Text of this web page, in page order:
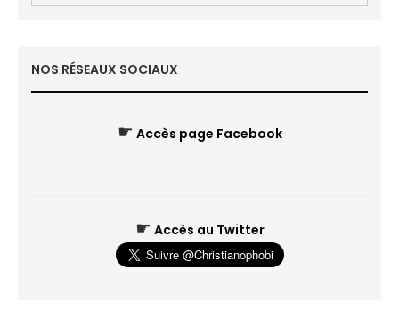
NOS RÉSEAUX SOCIAUX
☛ Accès page Facebook
☛ Accès au Twitter